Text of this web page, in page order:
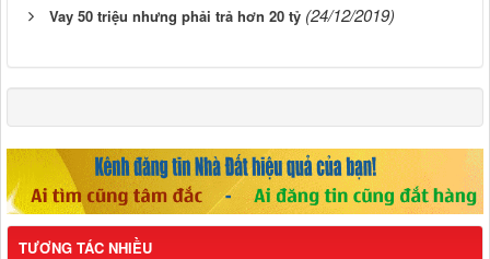
Vay 50 triệu nhưng phải trả hơn 20 tỷ (24/12/2019)
TƯƠNG TÁC NHIỀU